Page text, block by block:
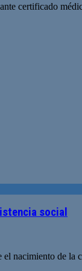
certificado
social
nacimiento de